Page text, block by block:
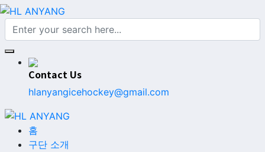
Contact Us
hlanyangicehockey@gmail.com
홈
구단 소개